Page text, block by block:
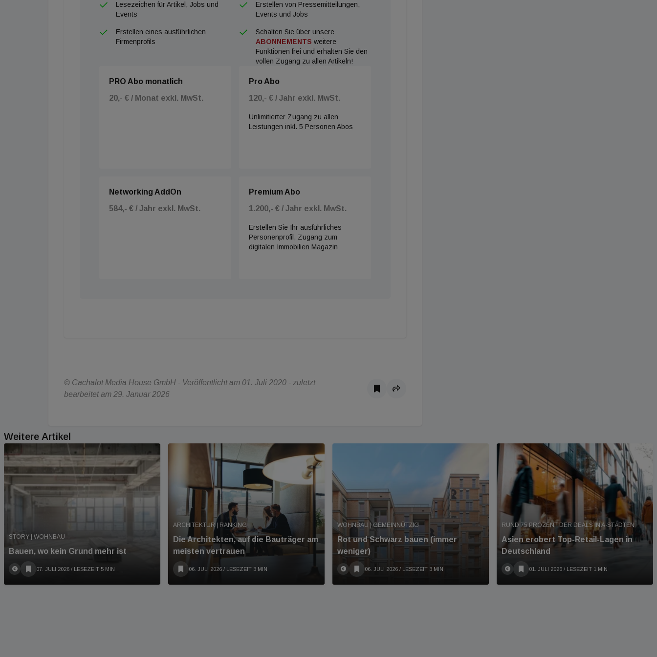
Lesezeichen für Artikel, Jobs und
Events
Erstellen von Pressemitteilungen,
Events und Jobs
Erstellen eines ausführlichen
Firmenprofils
Schalten Sie über unsere
ABONNEMENTS weitere
Funktionen frei und erhalten Sie den
vollen Zugang zu allen Artikeln!
PRO Abo monatlich
20,- € / Monat exkl. MwSt.
Pro Abo
120,- € / Jahr exkl. MwSt.
Unlimitierter Zugang zu allen
Leistungen inkl. 5 Personen Abos
Networking AddOn
584,- € / Jahr exkl. MwSt.
Premium Abo
1.200,- € / Jahr exkl. MwSt.
Erstellen Sie Ihr ausführliches
Personenprofil, Zugang zum
digitalen Immobilien Magazin
© Cachalot Media House GmbH - Veröffentlicht am 01. Juli 2020 - zuletzt
bearbeitet am 29. Januar 2026
Weitere Artikel
STORY | WOHNBAU
Bauen, wo kein Grund mehr ist
07. JULI 2026 / LESEZEIT 5 MIN
ARCHITEKTUR | RANKING
Die Architekten, auf die Bauträger am
meisten vertrauen
06. JULI 2026 / LESEZEIT 3 MIN
WOHNBAU | GEMEINNÜTZIG
Rot und Schwarz bauen (immer
weniger)
06. JULI 2026 / LESEZEIT 3 MIN
RUND 75 PROZENT DER DEALS IN A-STÄDTEN
Asien erobert Top-Retail-Lagen in
Deutschland
01. JULI 2026 / LESEZEIT 1 MIN